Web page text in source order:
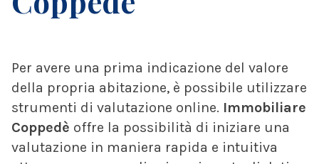
Per avere una prima indicazione del valore
della propria abitazione, è possibile utilizzare
strumenti di valutazione online. Immobiliare
Coppedè offre la possibilità di iniziare una
valutazione in maniera rapida e intuitiva